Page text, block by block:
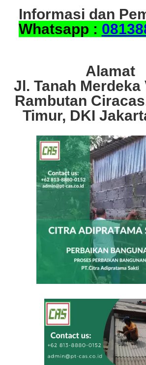
Informasi dan
Whatsapp :
Alamat
Jl. Tanah Merdeka
Rambutan
Timur, DKI